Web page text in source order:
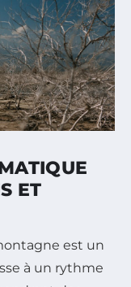
ET
est un
à un rythme